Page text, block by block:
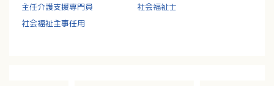
主任介護支援専門員
社会福祉士
社会福祉主事任用